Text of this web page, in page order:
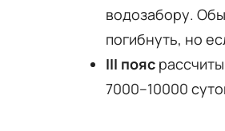
водозабору.
погибнуть, но
III пояс
7000–10000